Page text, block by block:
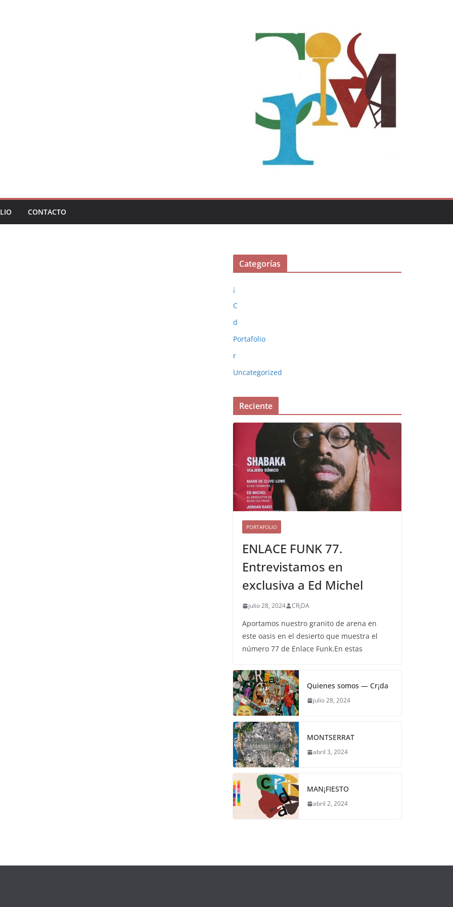
CONTACTO
Categorías
¡
C
d
Portafolio
r
Uncategorized
Reciente
PORTAFOLIO
ENLACE FUNK 77.
Entrevistamos en
exclusiva a Ed Michel
julio 28, 2024 CR¡DA
Aportamos nuestro granito de arena en
este oasis en el desierto que muestra el
número 77 de Enlace Funk.En estas
Quienes somos — Cr¡da
julio 28, 2024
MONTSERRAT
abril 3, 2024
MAN¡FIESTO
abril 2, 2024